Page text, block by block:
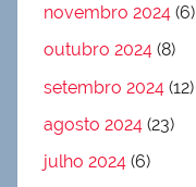
novembro 2024 (6)
outubro 2024 (8)
setembro 2024 (12)
agosto 2024 (23)
julho 2024 (6)